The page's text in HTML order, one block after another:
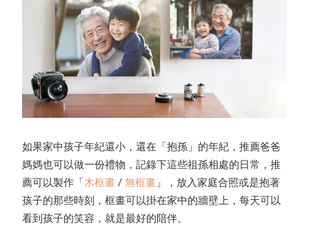
如果家中孩子年紀還小，還在「抱孫」的年紀，推薦爸爸
媽媽也可以做一份禮物，記錄下這些祖孫相處的日常，推
薦可以製作「木框畫 / 無框畫 」，放入家庭合照或是抱著
孩子的那些時刻，框畫可以掛在家中的牆壁上，每天可以
看到孩子的笑容，就是最好的陪伴。